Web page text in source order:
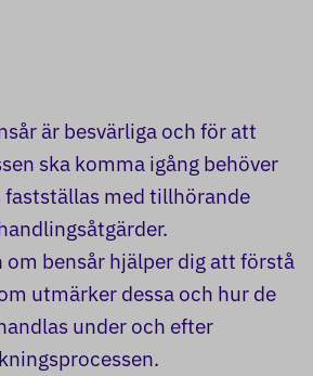
är besvärliga och för att
ska komma igång behöver
med tillhörande
om bensår hjälper dig att förstå
utmärker dessa och hur de
under och efter